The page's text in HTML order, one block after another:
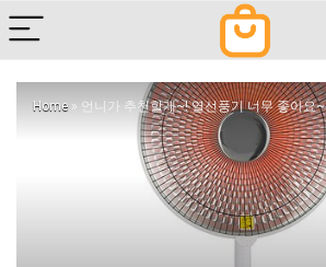
Home » 언니가 추천할게~! 열선풍기 너무 좋아요~